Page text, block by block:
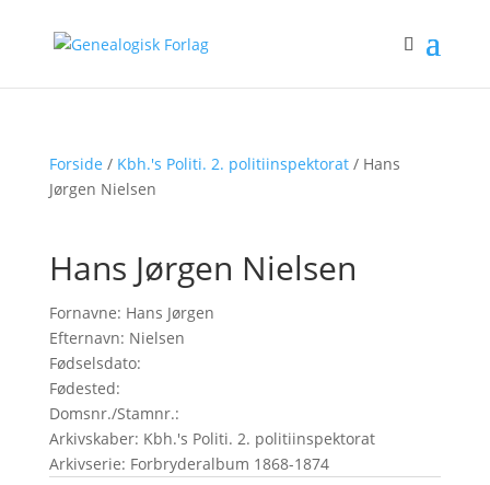
Forside / Kbh.'s Politi. 2. politiinspektorat/ Hans
Jørgen Nielsen
Hans Jørgen Nielsen
Fornavne: Hans Jørgen
Efternavn: Nielsen
Fødselsdato:
Fødested:
Domsnr./Stamnr.:
Arkivskaber: Kbh.'s Politi. 2. politiinspektorat
Arkivserie: Forbryderalbum 1868-1874